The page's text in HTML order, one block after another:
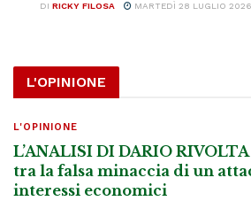
DI RICKY FILOSA MARTEDÌ 28 LUGLIO 2026
L'OPINIONE
L'OPINIONE
L’ANALISI DI DARIO
tra la falsa minaccia di un
interessi economici